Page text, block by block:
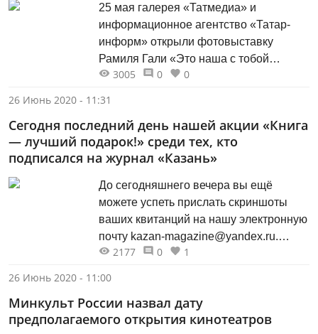
режиссёрах и операторах, чьи имена
красной нитью вписаны в историю
киноискусства республики и страны.
25 мая галерея «Татмедиа» и
информационное агентство «Татар-
информ» открыли фотовыставку
Рамиля Гали «Это наша с тобой
история…», посвящённую 100-летию
3005 0
0
26 Июнь 2020 - 11:31
Сегодня последний день нашей акции «Книга
— лучший подарок!» среди тех, кто
подписался на журнал «Казань»
До сегодняшнего вечера вы ещё
можете успеть прислать скриншоты
ваших квитанций на нашу электронную
почту kazan-magazine@yandex.ru.
Призы: трёхтомник избранных
театре (2), книга Сергея
Гольцмана «Шаляпин в Казани» (3).
2177 0
1
26 Июнь 2020 - 11:00
Минкульт России назвал дату
предполагаемого открытия кинотеатров